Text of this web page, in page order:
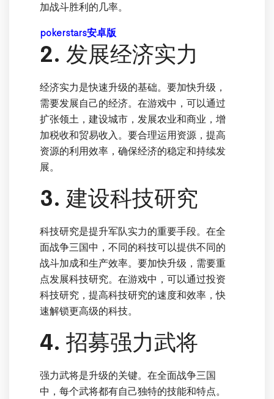
加战斗胜利的几率。
pokerstars安卓版
2. 发展经济实力
经济实力是快速升级的基础。要加快升级，
需要发展自己的经济。在游戏中，可以通过
扩张领土，建设城市，发展农业和商业，增
加税收和贸易收入。要合理运用资源，提高
资源的利用效率，确保经济的稳定和持续发
展。
3. 建设科技研究
科技研究是提升军队实力的重要手段。在全
面战争三国中，不同的科技可以提供不同的
战斗加成和生产效率。要加快升级，需要重
点发展科技研究。在游戏中，可以通过投资
科技研究，提高科技研究的速度和效率，快
速解锁更高级的科技。
4. 招募强力武将
强力武将是升级的关键。在全面战争三国
中，每个武将都有自己独特的技能和特点。